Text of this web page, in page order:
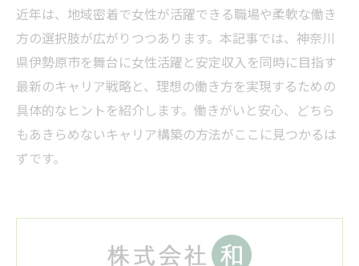
近年は、地域密着で女性が活躍できる職場や柔軟な働き
方の選択肢が広がりつつあります。本記事では、神奈川
県伊勢原市を舞台に女性活躍と安定収入を同時に目指す
最新のキャリア戦略と、理想の働き方を実現するための
具体的なヒントを紹介します。働きがいと安心、どちら
もあきらめないキャリア構築の方法がここに見つかるは
ずです。